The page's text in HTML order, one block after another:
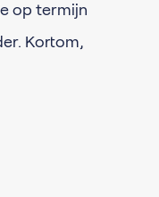
op termijn
Kortom,